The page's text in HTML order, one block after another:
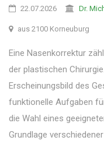
22.07.2026 Dr.
aus 2100 Korneuburg
Eine Nasenkorrektur
der plastischen
Erscheinungsbild des
funktionelle Aufgaben
die Wahl eines
Grundlage